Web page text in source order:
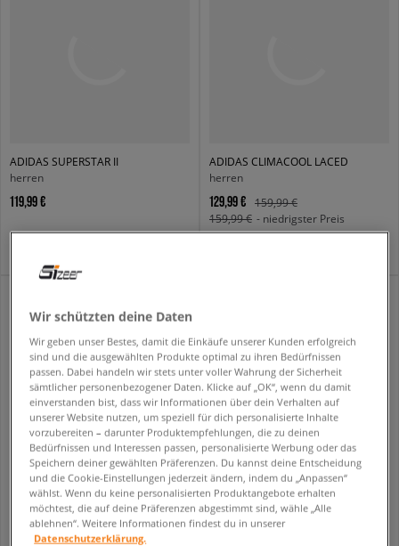
ADIDAS SUPERSTAR II
herren
119,99 €
ADIDAS CLIMACOOL LACED
herren
129,99 €
159,99 €
159,99 € - niedrigster Preis
ADIDAS HANDBALL SPEZIAL
herren
109,99 €
ADIDAS LIGHTBLAZE ATR 2.0
herren
89,99 €
109,99 €
Wir schützten deine Daten
Wir geben unser Bestes, damit die Einkäufe unserer Kunden erfolgreich
sind und die ausgewählten Produkte optimal zu ihren Bedürfnissen
passen. Dabei handeln wir stets unter voller Wahrung der Sicherheit
sämtlicher personenbezogener Daten. Klicke auf „OK“, wenn du damit
einverstanden bist, dass wir Informationen über dein Verhalten auf
unserer Website nutzen, um speziell für dich personalisierte Inhalte
vorzubereiten – darunter Produktempfehlungen, die zu deinen
Bedürfnissen und Interessen passen, personalisierte Werbung oder das
Speichern deiner gewählten Präferenzen. Du kannst deine Entscheidung
und die Cookie-Einstellungen jederzeit ändern, indem du „Anpassen“
wählst. Wenn du keine personalisierten Produktangebote erhalten
möchtest, die auf deine Präferenzen abgestimmt sind, wähle „Alle
ablehnen“. Weitere Informationen findest du in unserer
Datenschutzerklärung.